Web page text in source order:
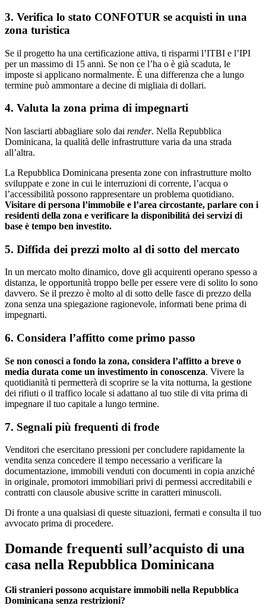
3. Verifica lo stato CONFOTUR se acquisti in una
zona turistica
Se il progetto ha una certificazione attiva, ti risparmi l’ITBI e l’IPI
per un massimo di 15 anni. Se non ce l’ha o è già scaduta, le
imposte si applicano normalmente. È una differenza che a lungo
termine può ammontare a decine di migliaia di dollari.
4. Valuta la zona prima di impegnarti
Non lasciarti abbagliare solo dai render. Nella Repubblica
Dominicana, la qualità delle infrastrutture varia da una strada
all’altra.
La Repubblica Dominicana presenta zone con infrastrutture molto
sviluppate e zone in cui le interruzioni di corrente, l’acqua o
l’accessibilità possono rappresentare un problema quotidiano.
Visitare di persona l’immobile e l’area circostante, parlare con i
residenti della zona e verificare la disponibilità dei servizi di
base è tempo ben investito.
5. Diffida dei prezzi molto al di sotto del mercato
In un mercato molto dinamico, dove gli acquirenti operano spesso a
distanza, le opportunità troppo belle per essere vere di solito lo sono
davvero. Se il prezzo è molto al di sotto delle fasce di prezzo della
zona senza una spiegazione ragionevole, informati bene prima di
impegnarti.
6. Considera l’affitto come primo passo
Se non conosci a fondo la zona, considera l’affitto a breve o
media durata come un investimento in conoscenza. Vivere la
quotidianità ti permetterà di scoprire se la vita notturna, la gestione
dei rifiuti o il traffico locale si adattano al tuo stile di vita prima di
impegnare il tuo capitale a lungo termine.
7. Segnali più frequenti di frode
Venditori che esercitano pressioni per concludere rapidamente la
vendita senza concedere il tempo necessario a verificare la
documentazione, immobili venduti con documenti in copia anziché
in originale, promotori immobiliari privi di permessi accreditabili e
contratti con clausole abusive scritte in caratteri minuscoli.
Di fronte a una qualsiasi di queste situazioni, fermati e consulta il tuo
avvocato prima di procedere.
Domande frequenti sull’acquisto di una
casa nella Repubblica Dominicana
Gli stranieri possono acquistare immobili nella Repubblica
Dominicana senza restrizioni?